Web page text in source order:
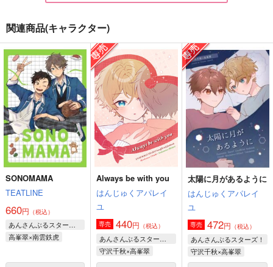
Baby,baby,baby!!!!!
LEMONADE.
572円（税込）
月永レオ×瀬名泉
サンプル
作品詳細
かわいいいきもの
ウグローニメンドゥ
472円（税込）
乱凪砂×七種茨
サンプル
作品詳細
楽園東西再録集
東奔西走
2,987円（税込）
巴日和
サンプル
作品詳細
関連商品(キャラクター)
SONOMAMA
TEATLINE
660円 （税込）
あんさんぶるスターズ！
高峯翠×南雲鉄虎
Always be with you
はんじゅくアパレイ
ユ
専売 440円 （税込）
あんさんぶるスターズ！
守沢千秋×高峯翠
太陽に月があるように
はんじゅくアパレイ
ユ
専売 472円 （税込）
あんさんぶるスターズ！
守沢千秋×高峯翠